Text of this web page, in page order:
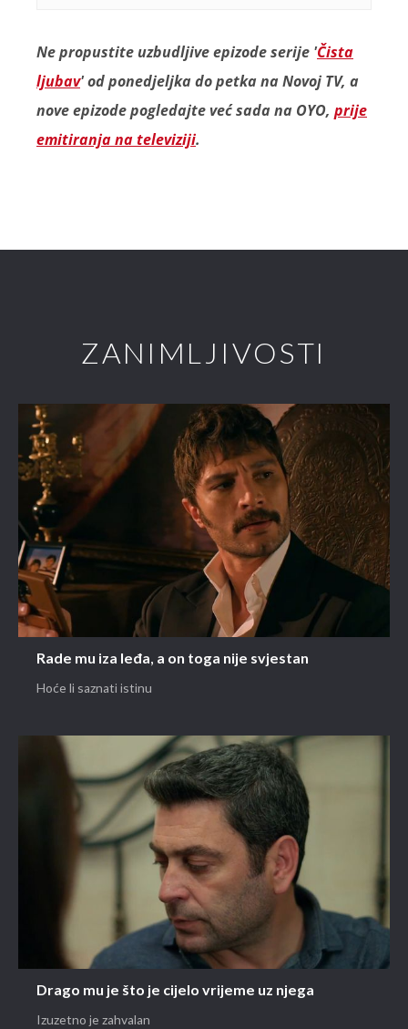
Ne propustite uzbudljive epizode serije 'Čista
ljubav' od ponedjeljka do petka na Novoj TV, a
nove epizode pogledajte već sada na OYO, prije
emitiranja na televiziji.
ZANIMLJIVOSTI
Rade mu iza leđa, a on toga nije svjestan
Hoće li saznati istinu
Drago mu je što je cijelo vrijeme uz njega
Izuzetno je zahvalan